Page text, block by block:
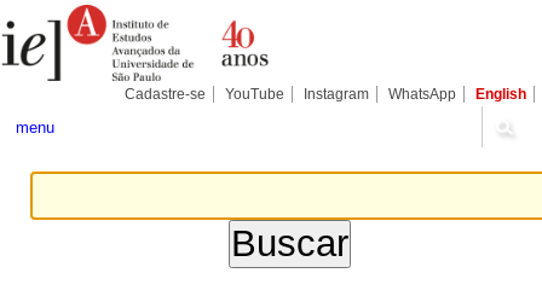
para
conteúdo.
Pessoais
Cadastre-se YouTube Instagram WhatsApp English
menu